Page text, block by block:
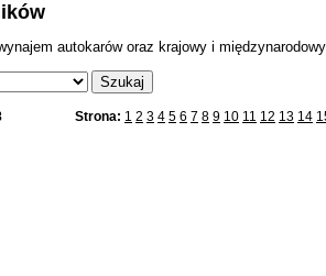
autokarów oraz krajowy i
Szukaj
Strona: 1 2 3 4 5 6 7 8 9 10 11 12 13 14